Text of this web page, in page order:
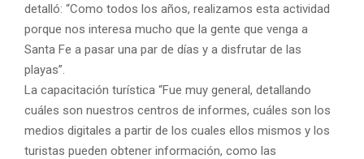
detalló: “Como todos los años, realizamos esta actividad
porque nos interesa mucho que la gente que venga a
Santa Fe a pasar una par de días y a disfrutar de las
playas”.
La capacitación turística “Fue muy general, detallando
cuáles son nuestros centros de informes, cuáles son los
medios digitales a partir de los cuales ellos mismos y los
turistas pueden obtener información, como las